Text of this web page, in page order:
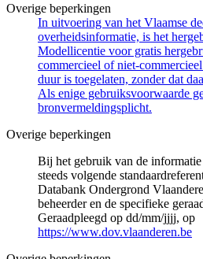
Overige beperkingen
In uitvoering van het Vlaamse
overheidsinformatie, is het
Modellicentie voor gratis
commercieel of niet-
duur is toegelaten, zonder dat
Als enige gebruiksvoorwaarde
bronvermeldingsplicht.
Overige beperkingen
Bij het gebruik van de
steeds volgende
Databank Ondergrond
beheerder en de specifieke
Geraadpleegd op dd/mm/jjjj, op
https://www.dov.vlaanderen.be